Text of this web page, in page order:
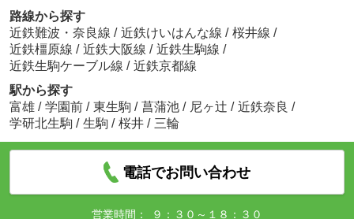
路線から探す
近鉄難波・奈良線 / 近鉄けいはんな線 / 桜井線 /
近鉄橿原線 / 近鉄大阪線 / 近鉄生駒線 /
近鉄生駒ケーブル線 / 近鉄京都線
駅から探す
富雄 / 学園前 / 東生駒 / 菖蒲池 / 尼ヶ辻 / 近鉄奈良 /
学研北生駒 / 生駒 / 桜井 / 三輪
電話でお問い合わせ
営業時間： ９：３０～１８：３０